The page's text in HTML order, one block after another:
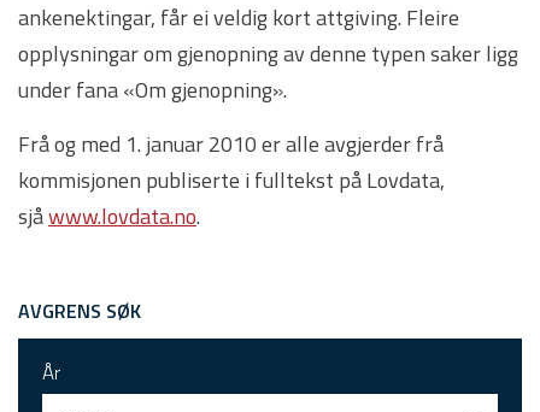
ankenektingar, får ei veldig kort attgiving. Fleire
opplysningar om gjenopning av denne typen saker ligg
under fana «Om gjenopning».
Frå og med 1. januar 2010 er alle avgjerder frå
kommisjonen publiserte i fulltekst på Lovdata,
sjåwww.lovdata.no.
AVGRENS SØK
År